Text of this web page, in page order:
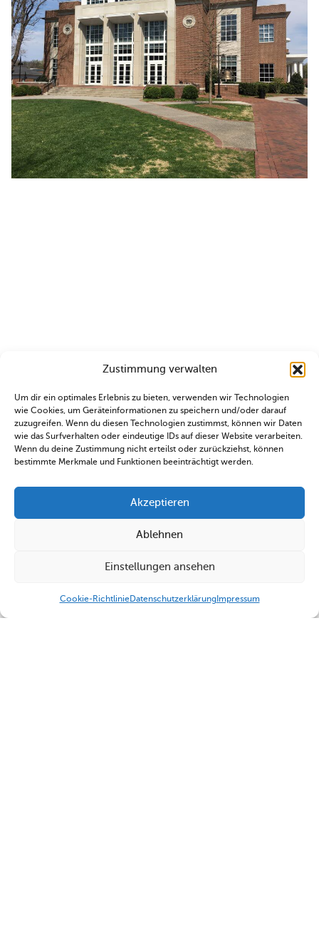
Zustimmung verwalten
Um dir ein optimales Erlebnis zu bieten, verwenden wir Technologien
wie Cookies, um Geräteinformationen zu speichern und/oder darauf
zuzugreifen. Wenn du diesen Technologien zustimmst, können wir Daten
wie das Surfverhalten oder eindeutige IDs auf dieser Website verarbeiten.
Wenn du deine Zustimmung nicht erteilst oder zurückziehst, können
bestimmte Merkmale und Funktionen beeinträchtigt werden.
Akzeptieren
Ablehnen
Einstellungen ansehen
Cookie-RichtlinieDatenschutzerklärungImpressum